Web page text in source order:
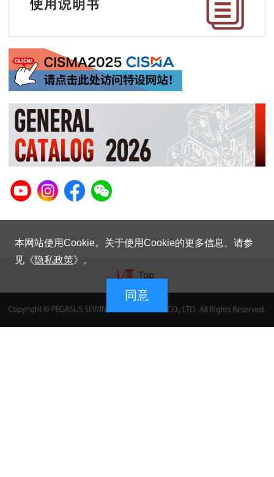
本网站使用Cookie。关于使用Cookie的更多信息、请参
见《隐私政策》。
同意